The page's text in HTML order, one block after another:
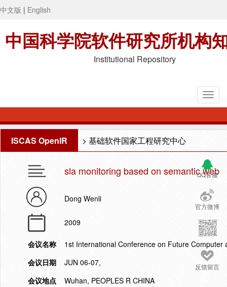
中文版 | English
中国科学院软件研究所机构
Institutional Repository
ISCAS OpenIR > 基础软件国家工程研究中心
QQ客服
官方微博
反馈留言
sla monitoring based on semantic web
Dong Wenli
2009
会议名称
1st International Conference on Future Computer
会议日期
JUN 06-07,
会议地点
Wuhan, PEOPLES R CHINA